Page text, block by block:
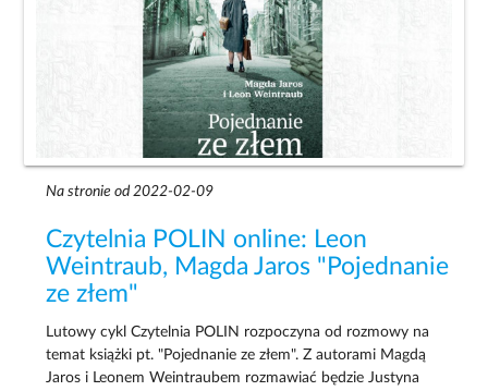
Na stronie od 2022-02-09
Czytelnia POLIN online: Leon
Weintraub, Magda Jaros "Pojednanie
ze złem"
Lutowy cykl Czytelnia POLIN rozpoczyna od rozmowy na
temat książki pt. "Pojednanie ze złem". Z autorami Magdą
Jaros i Leonem Weintraubem rozmawiać będzie Justyna